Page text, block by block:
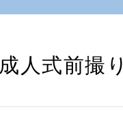
成人式前撮り